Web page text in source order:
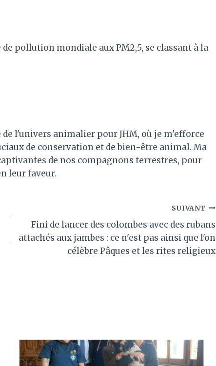
pollution mondiale aux PM2,5, se classant à la
de l'univers animalier pour JHM, où je m'efforce
de conservation et de bien-être animal. Ma
de nos compagnons terrestres, pour
leur faveur.
SUIVANT
Fini de lancer des colombes avec des rubans
attachés aux jambes : ce n'est pas ainsi que l'on
célèbre Pâques et les rites religieux